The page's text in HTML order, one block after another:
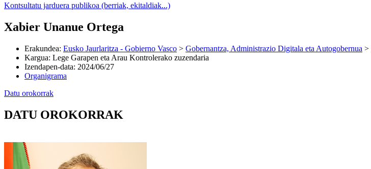
Kontsultatu jarduera publikoa (berriak, ekitaldiak...)
Xabier Unanue Ortega
Erakundea: Eusko Jaurlaritza - Gobierno Vasco > Gobernantza, Administrazio Digitala eta Autogobernua >
Kargua: Lege Garapen eta Arau Kontrolerako zuzendaria
Izendapen-data: 2024/06/27
Organigrama
Datu orokorrak
DATU OROKORRAK